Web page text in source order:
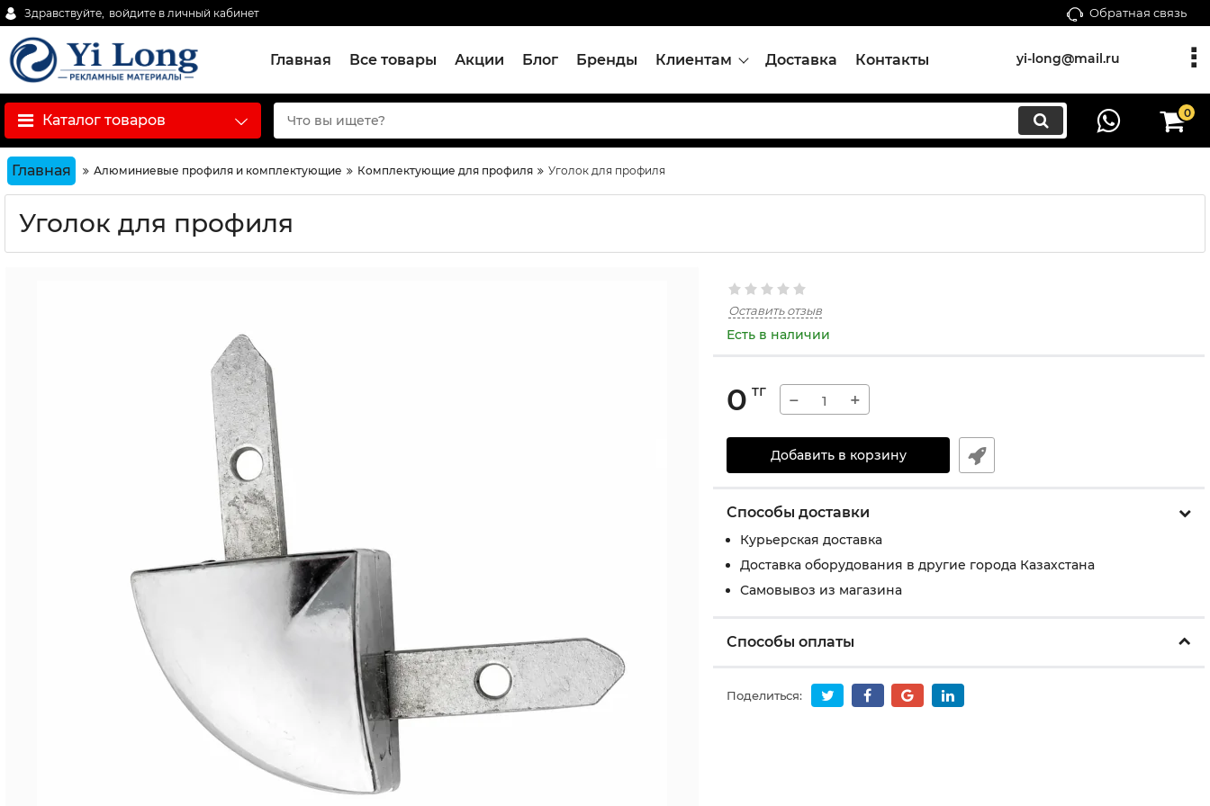
Здравствуйте, войдите в личный кабинет Обратная связь
Главная Все товары Акции Блог Бренды Клиентам Доставка Контакты yi-long@mail.ru
Каталог товаров 0
Главная Алюминиевые профиля и комплектующие Комплектующие для профиля Уголок для профиля
Уголок для профиля
Оставить отзыв
Есть в наличии
0 тг − +
Добавить в корзину
Способы доставки
Курьерская доставка
Доставка оборудования в другие города Казахстана
Самовывоз из магазина
Способы оплаты
Поделиться: